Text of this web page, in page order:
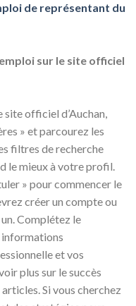
de représentant du
sur le site officiel
site officiel d’Auchan,
» et parcourez les
filtres de recherche
le mieux à votre profil.
» pour commencer le
créer un compte ou
Complétez le
et vos
plus sur le succès
Si vous cherchez